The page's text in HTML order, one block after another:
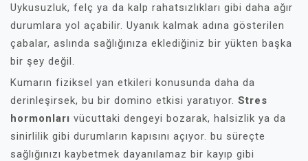
Uykusuzluk, felç ya da kalp rahatsızlıkları gibi daha ağır
durumlara yol açabilir. Uyanık kalmak adına gösterilen
çabalar, aslında sağlığınıza eklediğiniz bir yükten başka
bir şey değil.
Kumarın fiziksel yan etkileri konusunda daha da
derinleşirsek, bu bir domino etkisi yaratıyor. Stres
hormonları vücuttaki dengeyi bozarak, halsizlik ya da
sinirlilik gibi durumların kapısını açıyor. bu süreçte
sağlığınızı kaybetmek dayanılamaz bir kayıp gibi